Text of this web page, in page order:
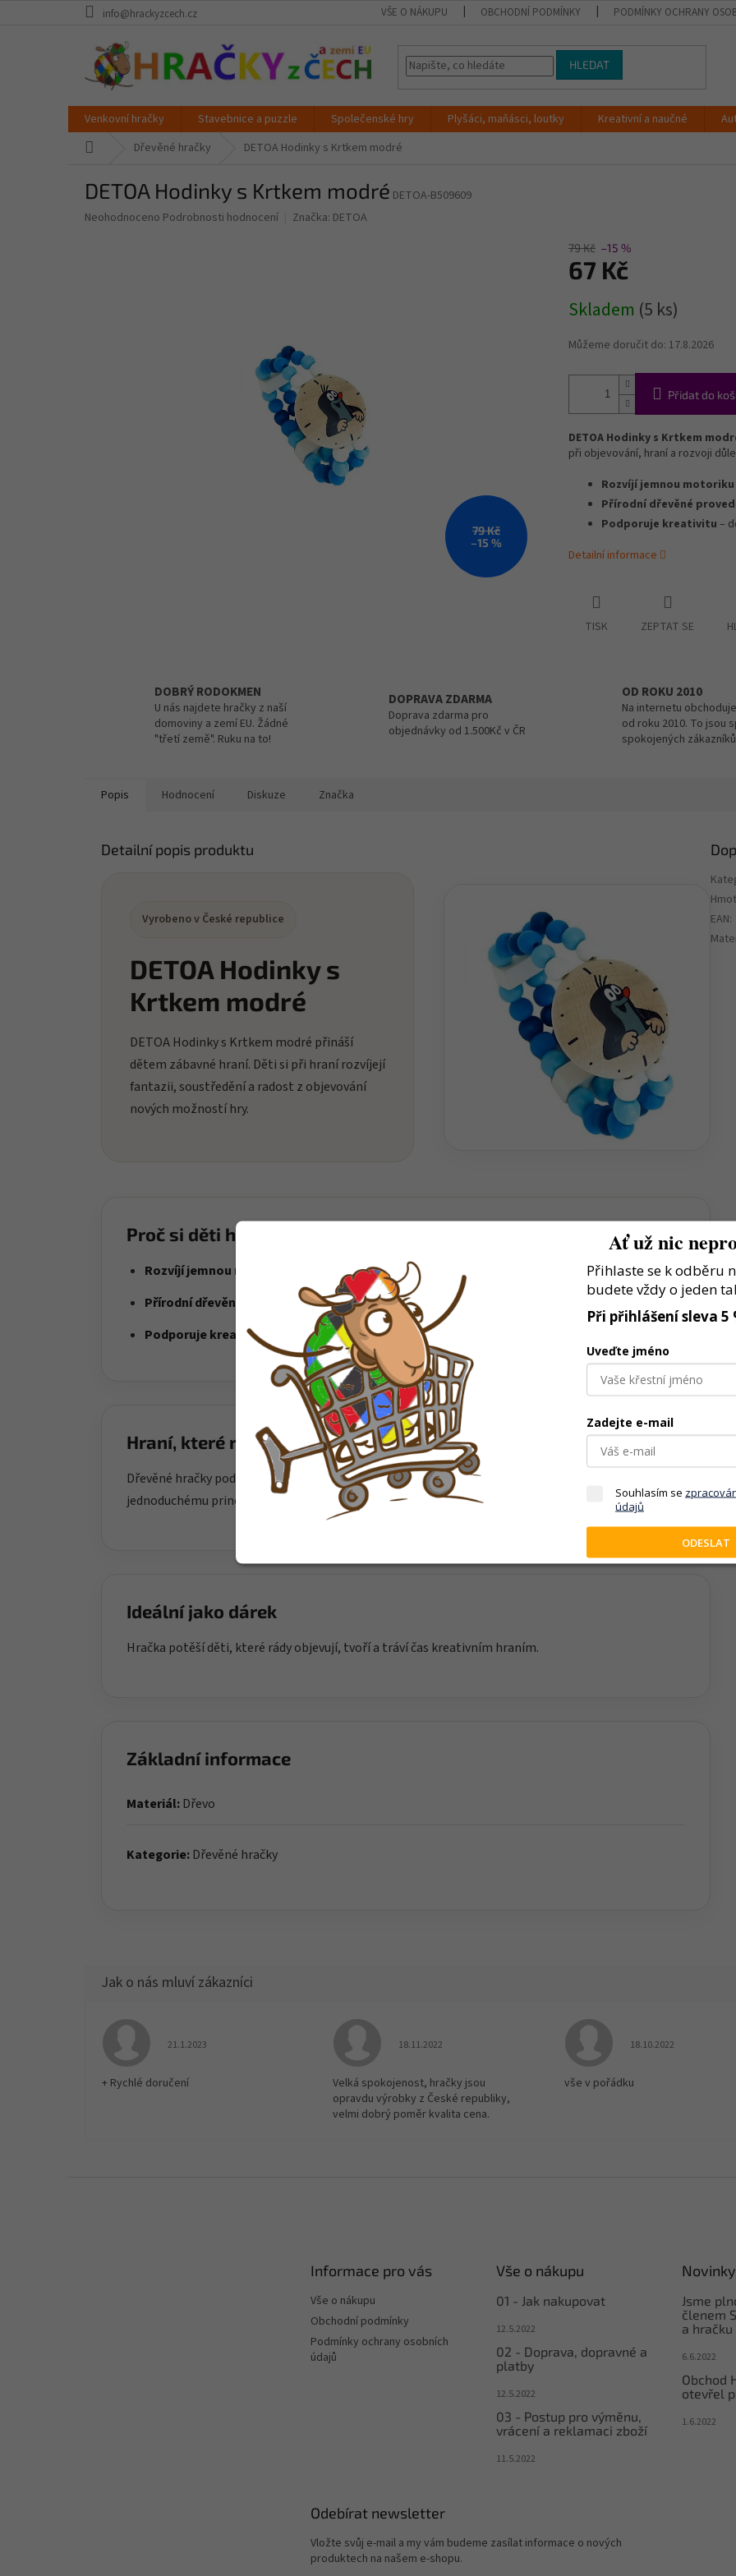
info@hrackyzcech.cz VŠE O NÁKUPU OBCHODNÍ PODMÍNKY PODMÍNKY OCHRANY
HLEDAT
Venkovní hračky Stavebnice a puzzle Společenské hry Plyšáci, maňásci, loutky Kreativní a naučné
Dřevěné hračky DETOA Hodinky s Krtkem modré
DETOA Hodinky s Krtkem modré DETOA-B509609
Průměrné
Neohodnoceno Podrobnosti hodnocení Značka: DETOA
79 Kč
–15 %
79 Kč –15 %
67 Kč
cena:
Skladem (5 ks)
Můžeme doručit do: 17.8.2026
Přidat do
DETOA Hodinky s Krtkem
při objevování, hraní a rozvoji
Rozvíjí jemnou motoriku
Přírodní dřevěné
Podporuje kreativitu –
Detailní informace
TISK ZEPTAT SE
DOBRÝ RODOKMEN
U nás najdete hračky z naší
domoviny a zemí EU. Žádné
"třetí země". Ruku na to!
DOPRAVA ZDARMA
Doprava zdarma pro
objednávky od 1.500Kč v ČR
OD ROKU 2010
Na internetu
od roku 2010. To jsou
spokojených
Popis Hodnocení Diskuze Značka
Detailní popis produktu
Vyrobeno v České republice
DETOA Hodinky s
Krtkem modré
DETOA Hodinky s Krtkem modré přináší
dětem zábavné hraní. Děti si při hraní rozvíjejí
fantazii, soustředění a radost z objevování
nových možností hry.
Proč si děti hračku oblíbí?
Rozvíjí jemnou motoriku
– děti skládají, třídí nebo objevují jednotlivé části
Přírodní dřevěné provedení– příjemné a odolné pro každodenní hraní
Podporuje kreativitu
– děti vytvářejí vlastní herní scénáře
Hraní, které rozvíjí
Dřevěné hračky podporují koordinaci rukou, fantazii a přirozené objevování světa kolem nás. Díky
jednoduchému principu dávají dětem prostor hrát si vlastním tempem.
Ideální jako dárek
Hračka potěší děti, které rády objevují, tvoří a tráví čas kreativním hraním.
Základní informace
Materiál: Dřevo
Kategorie: Dřevěné hračky
EAN:
Hodnocení obchodu je 5 z 5 hvězdiček.
21.1.2023
+ Rychlé doručení
Hodnocení obchodu je 5 z 5 hvězdiček.
18.11.2022
Velká spokojenost, hračky jsou
opravdu výrobky z České republiky,
velmi dobrý poměr kvalita cena.
Hodnocení obchodu
18.10.2022
vše v pořádku
Informace pro vás
Vše o nákupu
Obchodní podmínky
Podmínky ochrany osobních
údajů
Vše o nákupu
01 - Jak nakupovat
12.5.2022
02 - Doprava, dopravné a
platby
12.5.2022
03 - Postup pro výměnu,
vrácení a reklamaci zboží
11.5.2022
Novinky
Jsme
členem
a hračku
6.6.2022
Obchod
otevřel
1.6.2022
Odebírat newsletter
Vložte svůj e-mail a my vám budeme zasílat informace o nových
produktech na našem e-shopu.
Ať už nic
Přihlaste se k odběru
budete vždy o jeden
Při přihlášení sleva 5
Uveďte jméno
Zadejte e-mail
Souhlasím se
údajů
ODESLAT